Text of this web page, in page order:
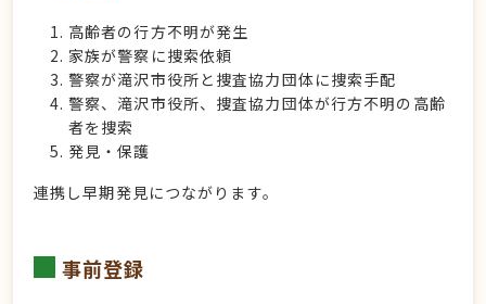
高齢者の行方不明が発生
家族が警察に捜索依頼
警察が滝沢市役所と捜査協力団体に捜索手配
警察、滝沢市役所、捜査協力団体が行方不明の高齢
者を捜索
発見・保護
連携し早期発見につながります。
事前登録